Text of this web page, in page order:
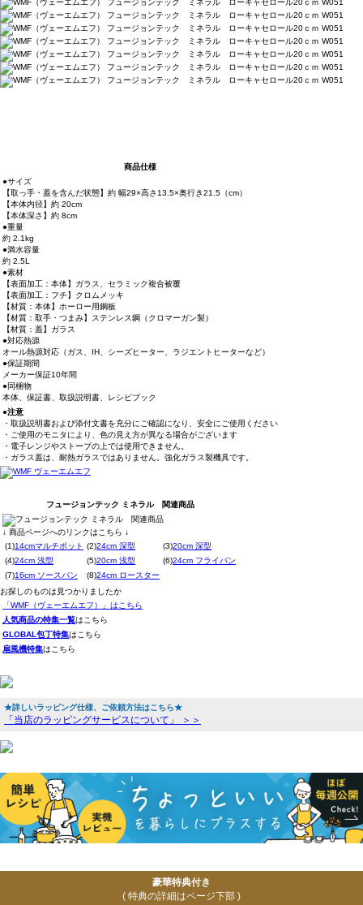
商品仕様
●サイズ
【取っ手・蓋を含んだ状態】約 幅29×高さ13.5×奥行き21.5（cm）
【本体内径】約 20cm
【本体深さ】約 8cm
●重量
約 2.1kg
●満水容量
約 2.5L
●素材
【表面加工：本体】ガラス、セラミック複合被覆
【表面加工：フチ】クロムメッキ
【材質：本体】ホーロー用鋼板
【材質：取手・つまみ】ステンレス鋼（クロマーガン製）
【材質：蓋】ガラス
●対応熱源
オール熱源対応（ガス、IH、シーズヒーター、ラジエントヒーターなど）
●保証期間
メーカー保証10年間
●同梱物
本体、保証書、取扱説明書、レシピブック
●注意
・取扱説明書および添付文書を充分にご確認になり、安全にご使用ください
・ご使用のモニタにより、色の見え方が異なる場合がございます
・電子レンジやストーブの上では使用できません。
・ガラス蓋は、耐熱ガラスではありません。強化ガラス製機具です。
フュージョンテック ミネラル 関連商品
↓ 商品ページへのリンクはこちら ↓
(1)14cmマルチポット (2)24cm 深型 (3)20cm 深型
(4)24cm 浅型 (5)20cm 浅型 (6)24cm フライパン
(7)16cm ソースパン (8)24cm ロースター
お探しのものは見つかりましたか
「WMF（ヴェーエムエフ）」はこちら
人気商品の特集一覧はこちら
GLOBAL包丁特集はこちら
扇風機特集はこちら
★詳しいラッピング仕様、ご依頼方法はこちら★
「当店のラッピングサービスについて」 ＞＞
豪華特典付き
( 特典の詳細はページ下部 )